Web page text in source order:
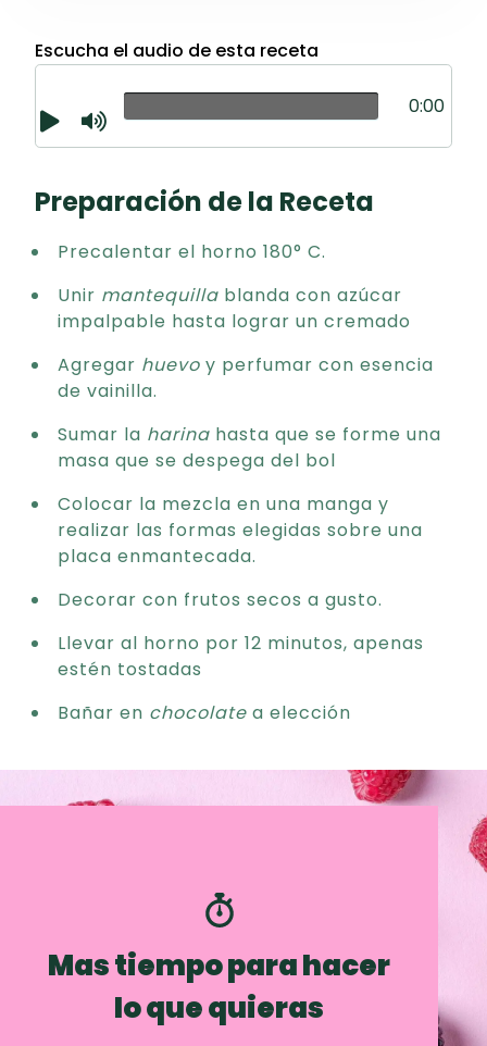
Escucha el audio de esta receta
0:00
Preparación de la Receta
Precalentar el horno 180° C.
Unir mantequilla blanda con azúcar
impalpable hasta lograr un cremado
Agregar huevo y perfumar con esencia
de vainilla.
Sumar la harina hasta que se forme una
masa que se despega del bol
Colocar la mezcla en una manga y
realizar las formas elegidas sobre una
placa enmantecada.
Decorar con frutos secos a gusto.
Llevar al horno por 12 minutos, apenas
estén tostadas
Bañar en chocolate a elección
Mas tiempo para hacer
lo que quieras